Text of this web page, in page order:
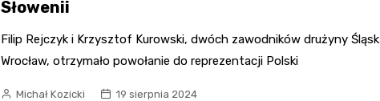
Słowenii
Filip Rejczyk i Krzysztof Kurowski, dwóch zawodników drużyny Śląsk
Wrocław, otrzymało powołanie do reprezentacji Polski
Michał Kozicki 19 sierpnia 2024